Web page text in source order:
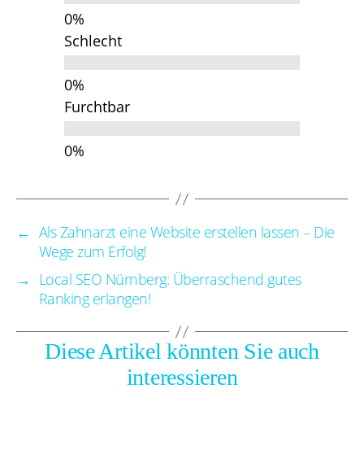
Schlecht
Furchtbar
← Als Zahnarzt eine Website erstellen lassen – Die
Wege zum Erfolg!
→ Local SEO Nürnberg: Überraschend gutes
Ranking erlangen!
Diese Artikel könnten Sie auch
interessieren